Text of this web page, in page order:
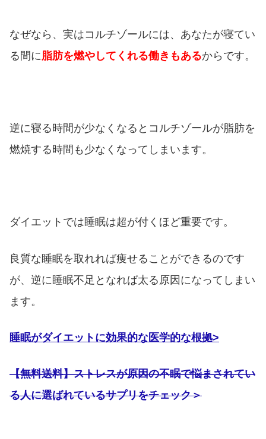
なぜなら、実はコルチゾールには、あなたが寝てい
る間に 脂肪を燃やしてくれる働きもあるからです。
逆に寝る時間が少なくなるとコルチゾールが脂肪を
燃焼する時間も少なくなってしまいます。
ダイエットでは睡眠は超が付くほど重要です。
良質な睡眠を取れれば痩せることができるのです
が、逆に睡眠不足となれば太る原因になってしまい
ます。
睡眠がダイエットに効果的な医学的な根拠>
【無料送料】ストレスが原因の不眠で悩まされてい
る人に選ばれているサプリをチェック＞